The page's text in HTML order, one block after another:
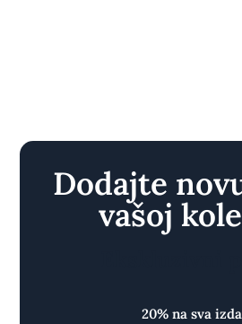
Dodajte
vašoj
20% na sva